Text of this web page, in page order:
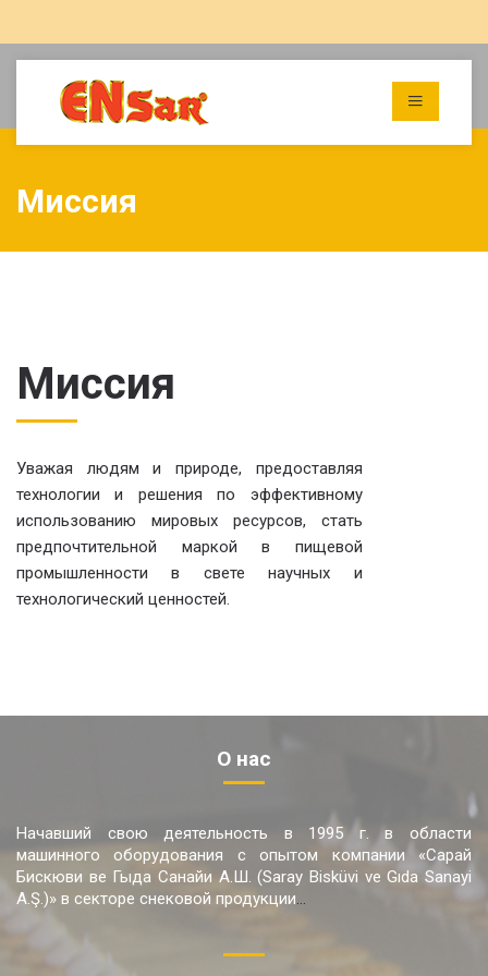
Миссия
Миссия
Уважая людям и природе, предоставляя
технологии и решения по эффективному
использованию мировых ресурсов, стать
предпочтительной маркой в пищевой
промышленности в свете научных и
технологический ценностей.
О нас
Начавший свою деятельность в 1995 г. в области
машинного оборудования с опытом компании «Сарай
Бискюви ве Гыда Санайи А.Ш. (Saray Bisküvi ve Gıda Sanayi
A.Ş.)» в секторе снековой продукции...